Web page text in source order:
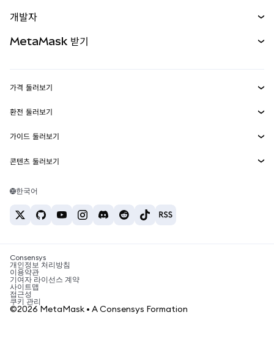
무기한 선물
실물자산
개발자
MetaMask Connect
Snaps
웹3 서비스
MetaMask 받기
보안
고객 지원
채용
가격 둘러보기
이더리움 가격
솔라나 가격
테더 가격
환전 둘러보기
ETH를 USD로 환전
USDT를 INR로 환전
BTC를 INR로 환전
ETH를 USDT로 환전
가이드 둘러보기
ETH 매수
USDT 매수
SHIB 매수
BNB 매수
콘텐츠 둘러보기
솔라나 지갑
암호화폐 세금 뉴스
암호화폐 매수 방법
비트코인 매도 방법
한국어
Consensys
개인정보 처리방침
이용약관
기여자 라이선스 계약
사이트맵
접근성
쿠키 관리
©2026 MetaMask • A Consensys Formation